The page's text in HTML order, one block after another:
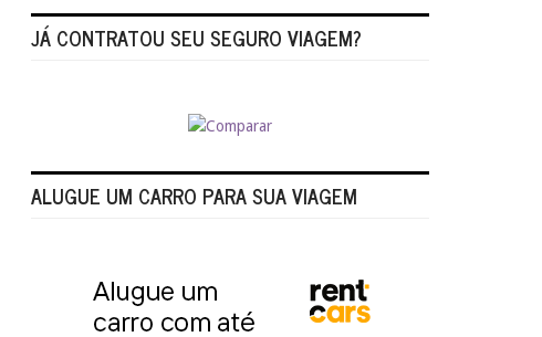
JÁ CONTRATOU SEU SEGURO VIAGEM?
ALUGUE UM CARRO PARA SUA VIAGEM